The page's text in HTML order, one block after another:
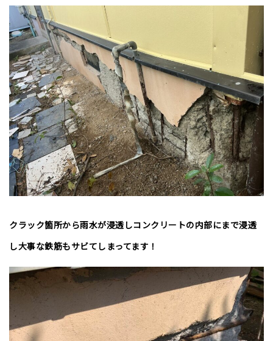
クラック箇所から雨水が浸透しコンクリートの内部にまで浸透
し大事な鉄筋もサビてしまってます！